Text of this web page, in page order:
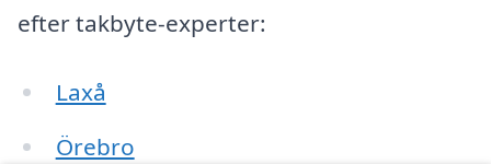
efter takbyte-experter:
Laxå
Örebro